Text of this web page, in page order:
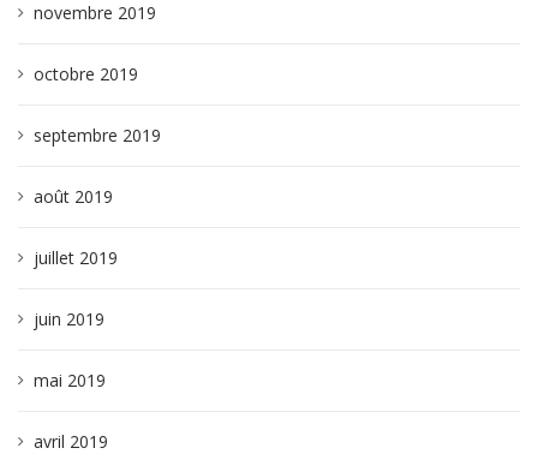
novembre 2019
octobre 2019
septembre 2019
août 2019
juillet 2019
juin 2019
mai 2019
avril 2019